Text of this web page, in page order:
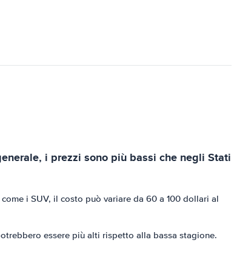
i prezzi sono più bassi che negli Stati
i SUV, il costo può variare da 60 a 100 dollari al
essere più alti rispetto alla bassa stagione.